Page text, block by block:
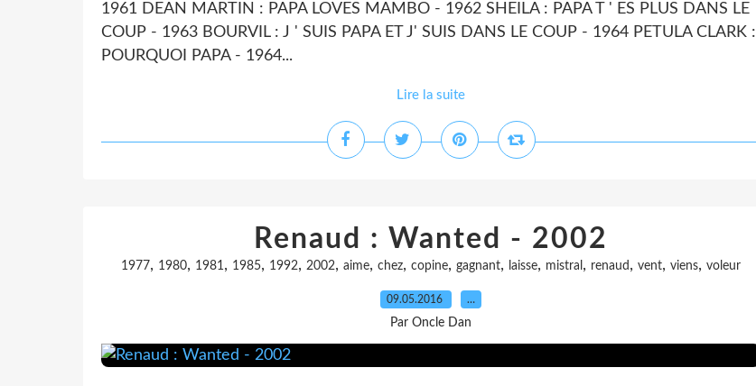
1961 DEAN MARTIN : PAPA LOVES MAMBO - 1962 SHEILA : PAPA T ' ES PLUS DANS LE
COUP - 1963 BOURVIL : J ' SUIS PAPA ET J' SUIS DANS LE COUP - 1964 PETULA CLARK :
POURQUOI PAPA - 1964...
Lire la suite
Renaud : Wanted - 2002
1977, 1980, 1981, 1985, 1992, 2002, aime, chez, copine, gagnant, laisse, mistral , renaud , vent, viens, voleur
09.05.2016 …
Par Oncle Dan